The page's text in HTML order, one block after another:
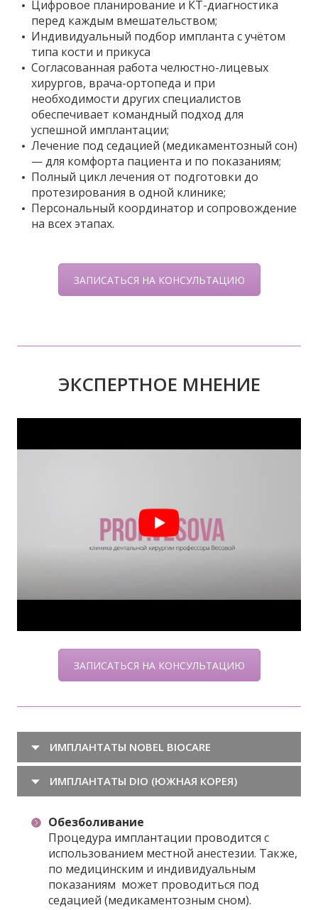
Цифровое планирование и КТ-диагностика
перед каждым вмешательством;
Индивидуальный подбор импланта с учётом
типа кости и прикуса
Согласованная работа челюстно-лицевых
хирургов, врача-ортопеда и при
необходимости других специалистов
обеспечивает командный подход для
успешной имплантации;
Лечение под седацией (медикаментозный сон)
— для комфорта пациента и по показаниям;
Полный цикл лечения от подготовки до
протезирования в одной клинике;
Персональный координатор и сопровождение
на всех этапах.
ЗАПИСАТЬСЯ НА КОНСУЛЬТАЦИЮ
ЭКСПЕРТНОЕ МНЕНИЕ
ЗАПИСАТЬСЯ НА КОНСУЛЬТАЦИЮ
ИМПЛАНТАТЫ NOBEL BIOCARE
ИМПЛАНТАТЫ DIO (ЮЖНАЯ КОРЕЯ)
Обезболивание
Процедура имплантации проводится с
использованием местной анестезии. Также,
по медицинским и индивидуальным
показаниям может проводиться под
седацией (медикаментозным сном).